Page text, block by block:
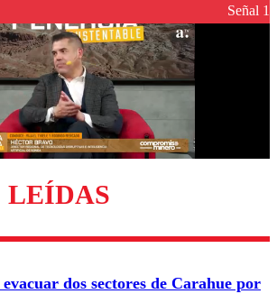
son moderados para garantizar un
diálogo respetuoso.
Enviar comentario
Señal 1
LEÍDAS
dos sectores de Carahue por